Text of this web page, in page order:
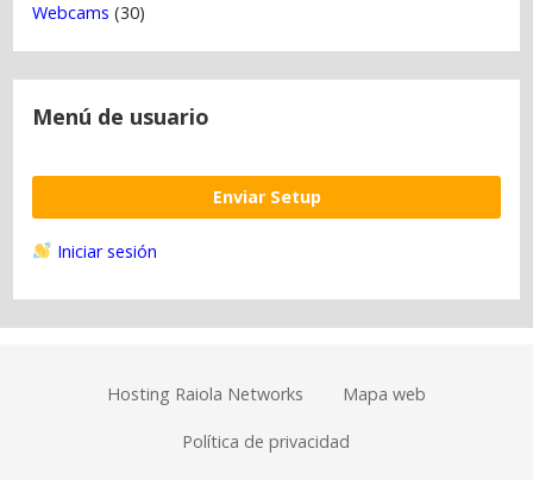
Webcams (30)
Menú de usuario
Enviar Setup
Iniciar sesión
Hosting Raiola Networks Mapa web
Política de privacidad